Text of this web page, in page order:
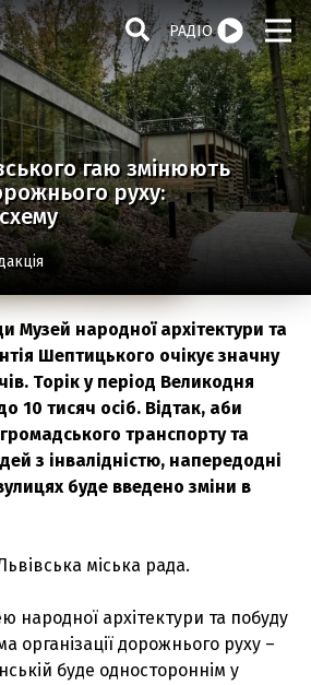
РАДІО
гаю змінюють
руху:
Музей народної архітектури та
Шептицького очікує значну
Торік у період Великодня
10 тисяч осіб. Відтак, аби
транспорту та
з інвалідністю, напередодні
буде введено зміни в
міська рада.
народної архітектури та побуду
організації дорожнього руху –
буде одностороннім у